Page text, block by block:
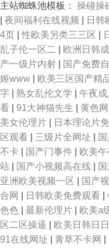
主站蜘蛛池模板： 操碰操
夜间福利在线视频 日韩
4页
|性欧美另类三三区
乱子伦一区二
欧洲日韩
产一级片内射
国产免费
姬www
欧美三区国产精
字
熟女乱伦文学 午夜成
看
91大神猫先生 黄色
美女伦理片
日本理论片
区观看
三级片全网址
不卡
国产门事件 欧美
站
国产小视频高在线
亚洲欧美视频一区
国产
合网
日韩欧美免费观看
色色
最新伦理片 欧美a
区二区操逼
欧美日韩日
91在线网址
青草不卡网